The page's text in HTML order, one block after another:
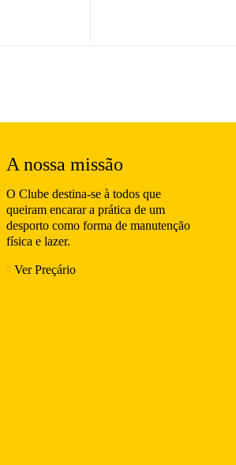
A nossa missão
O Clube destina-se à todos que
queiram encarar a prática de um
desporto como forma de manutenção
física e lazer.
Ver Preçário